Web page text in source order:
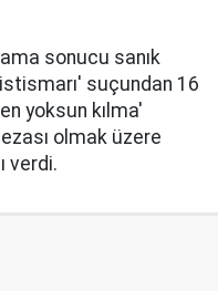
sonucu sanık
suçundan 16
yoksun kılma'
olmak üzere
verdi.